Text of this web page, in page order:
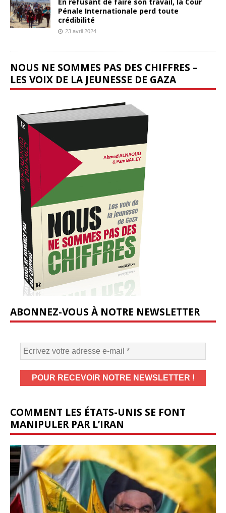
Pénale Internationale perd toute
crédibilité
23 avril 2024
NOUS NE SOMMES PAS DES CHIFFRES –
LES VOIX DE LA JEUNESSE DE GAZA
ABONNEZ-VOUS À NOTRE NEWSLETTER
COMMENT LES ÉTATS-UNIS SE FONT
MANIPULER PAR L’IRAN